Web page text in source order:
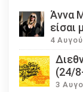
Άννα
είσαι
4
(24/
3